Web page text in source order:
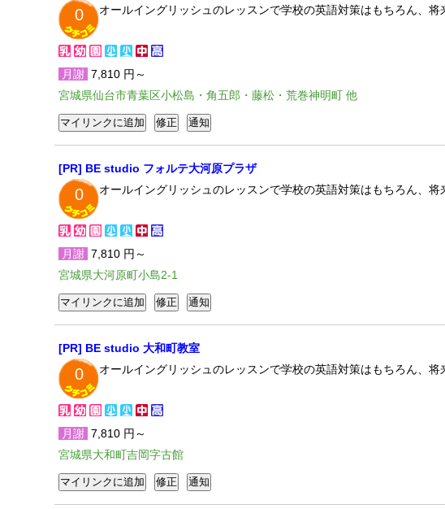
0 オールイングリッシュのレッスンで学校の英語対策はもちろん、
月謝 7,810 円～
宮城県仙台市青葉区小松島・角五郎・藤松・荒巻神明町 他
[PR] BE studio フォルテ大河原プラザ
0 オールイングリッシュのレッスンで学校の英語対策はもちろん、
月謝 7,810 円～
宮城県大河原町小島2-1
[PR] BE studio 大和町教室
0 オールイングリッシュのレッスンで学校の英語対策はもちろん、
月謝 7,810 円～
宮城県大和町吉岡字古館